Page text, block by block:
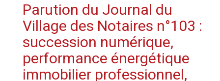
Parution du Journal du
Village des Notaires n°103 :
succession numérique,
performance énergétique
immobilier professionnel,